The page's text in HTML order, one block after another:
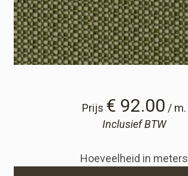
Prijs € 92.00 / m.
Inclusief BTW
Hoeveelheid in meters
Winkelwagen
Winkelwagen
Staalaanvraag